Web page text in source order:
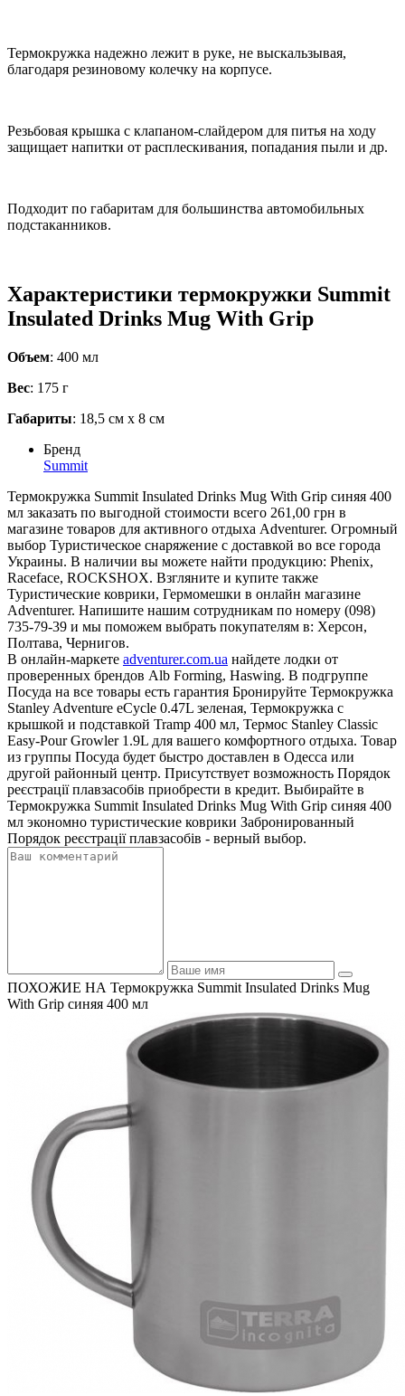
Термокружка надежно лежит в руке, не выскальзывая,
благодаря резиновому колечку на корпусе.
Резьбовая крышка с клапаном-слайдером для питья на ходу
защищает напитки от расплескивания, попадания пыли и др.
Подходит по габаритам для большинства автомобильных
подстаканников.
Характеристики термокружки Summit
Insulated Drinks Mug With Grip
Объем: 400 мл
Вес: 175 г
Габариты: 18,5 см x 8 см
Бренд
Summit
Термокружка Summit Insulated Drinks Mug With Grip синяя 400
мл заказать по выгодной стоимости всего 261,00 грн в
магазине товаров для активного отдыха Adventurer. Огромный
выбор Туристическое снаряжение с доставкой во все города
Украины. В наличии вы можете найти продукцию: Phenix,
Raceface, ROCKSHOX. Взгляните и купите также
Туристические коврики, Гермомешки в онлайн магазине
Adventurer. Напишите нашим сотрудникам по номеру (098)
735-79-39 и мы поможем выбрать покупателям в: Херсон,
Полтава, Чернигов.
В онлайн-маркете adventurer.com.ua найдете лодки от
проверенных брендов Alb Forming, Haswing. В подгруппе
Посуда на все товары есть гарантия Бронируйте Термокружка
Stanley Adventure eCycle 0.47L зеленая, Термокружка с
крышкой и подставкой Tramp 400 мл, Термос Stanley Classic
Easy-Pour Growler 1.9L для вашего комфортного отдыха. Товар
из группы Посуда будет быстро доставлен в Одесса или
другой районный центр. Присутствует возможность Порядок
реєстрації плавзасобів приобрести в кредит. Выбирайте в
Термокружка Summit Insulated Drinks Mug With Grip синяя 400
мл экономно туристические коврики Забронированный
Порядок реєстрації плавзасобів - верный выбор.
ПОХОЖИЕ НА Термокружка Summit Insulated Drinks Mug
With Grip синяя 400 мл